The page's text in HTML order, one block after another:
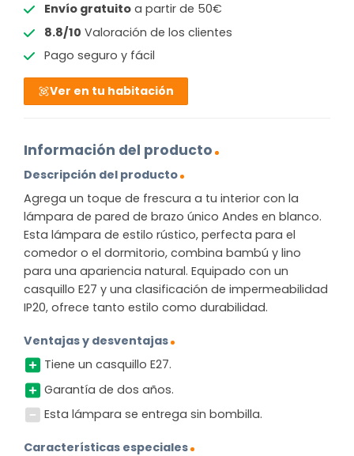
Envío gratuitoa partir de 50€
8.8/10 Valoración de los clientes
Pago seguro y fácil
Ver en tu habitación
Información del producto
Descripción del producto
Agrega un toque de frescura a tu interior con la
lámpara de pared de brazo único Andes en blanco.
Esta lámpara de estilo rústico, perfecta para el
comedor o el dormitorio, combina bambú y lino
para una apariencia natural. Equipado con un
casquillo E27 y una clasificación de impermeabilidad
IP20, ofrece tanto estilo como durabilidad.
Ventajas y desventajas
Tiene un casquillo E27.
Garantía de dos años.
Esta lámpara se entrega sin bombilla.
Características especiales